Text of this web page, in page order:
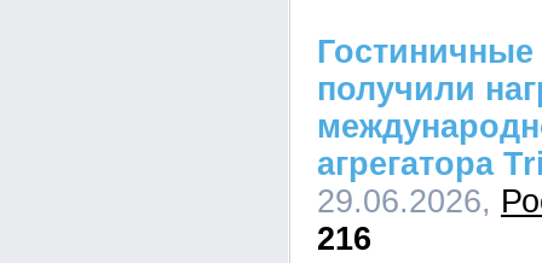
получили
агрегатора
29.06.2026,
216